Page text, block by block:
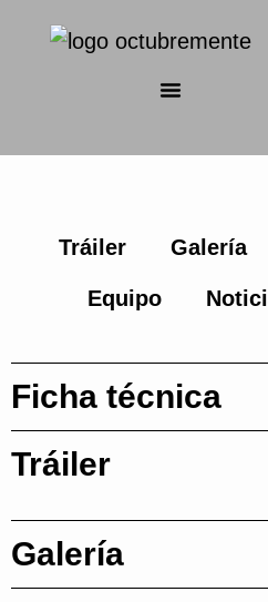
Tráiler Galería
Equipo
Ficha técnica
Tráiler
Galería